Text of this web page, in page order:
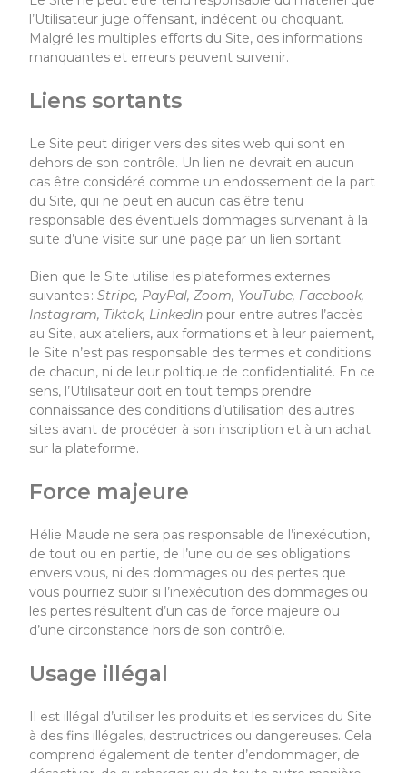
l’Utilisateur juge offensant, indécent ou choquant.
Malgré les multiples efforts du Site, des informations
manquantes et erreurs peuvent survenir.
Liens sortants
Le Site peut diriger vers des sites web qui sont en
dehors de son contrôle. Un lien ne devrait en aucun
cas être considéré comme un endossement de la part
du Site, qui ne peut en aucun cas être tenu
responsable des éventuels dommages survenant à la
suite d’une visite sur une page par un lien sortant.
Bien que le Site utilise les plateformes externes
suivantes : Stripe, PayPal, Zoom, YouTube, Facebook,
Instagram, Tiktok, LinkedIn pour entre autres l’accès
au Site, aux ateliers, aux formations et à leur paiement,
le Site n’est pas responsable des termes et conditions
de chacun, ni de leur politique de confidentialité. En ce
sens, l’Utilisateur doit en tout temps prendre
connaissance des conditions d’utilisation des autres
sites avant de procéder à son inscription et à un achat
sur la plateforme.
Force majeure
Hélie Maude ne sera pas responsable de l’inexécution,
de tout ou en partie, de l’une ou de ses obligations
envers vous, ni des dommages ou des pertes que
vous pourriez subir si l’inexécution des dommages ou
les pertes résultent d’un cas de force majeure ou
d’une circonstance hors de son contrôle.
Usage illégal
Il est illégal d’utiliser les produits et les services du Site
à des fins illégales, destructrices ou dangereuses. Cela
comprend également de tenter d’endommager, de